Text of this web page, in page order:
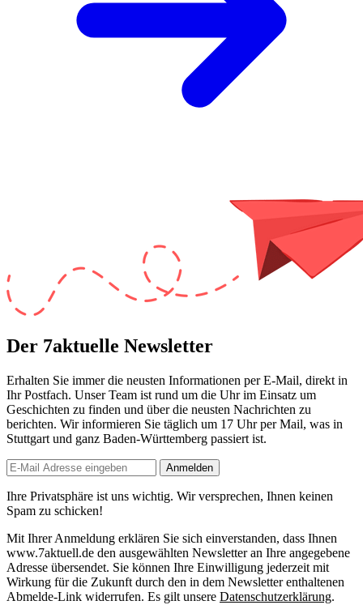
Der 7aktuelle Newsletter
Erhalten Sie immer die neusten Informationen per E-Mail, direkt in
Ihr Postfach. Unser Team ist rund um die Uhrim Einsatz um
Geschichten zu finden und über die neusten Nachrichten zu
berichten. Wir informieren Sie täglich um 17 Uhrper Mail, was in
Stuttgart und ganz Baden-Württemberg passiert ist.
Anmelden
Ihre Privatsphäre ist uns wichtig. Wir versprechen, Ihnen keinen
Spam zu schicken!
Mit Ihrer Anmeldung erklären Sie sich einverstanden, dass Ihnen
www.7aktuell.de den ausgewählten Newsletter an Ihre angegebene
Adresse übersendet. Sie können Ihre Einwilligung jederzeit mit
Wirkung für die Zukunft durch den in dem Newsletter enthaltenen
Abmelde-Link widerrufen. Es gilt unsere Datenschutzerklärung.